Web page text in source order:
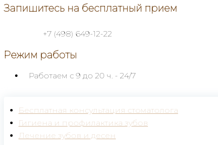
Запишитесь на бесплатный прием
+7 (498) 649-12-22
Режим работы
Работаем с 9 до 20 ч. - 24/7
Бесплатная консультация стоматолога
Гигиена и профилактика зубов
Лечение зубов и десен